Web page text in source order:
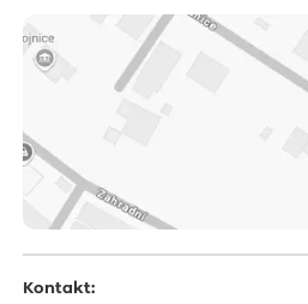
vše v naprostém pořádku
ověřený nákup dnes
Jana
Flos je nejlepší &#129321;
Kontakt: